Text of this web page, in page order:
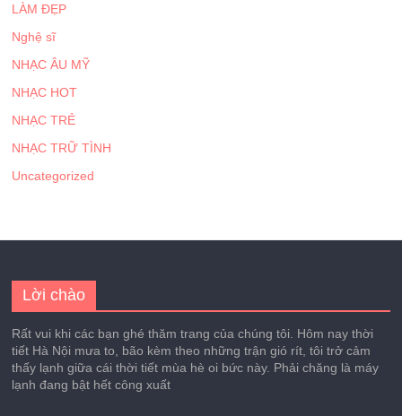
LÀM ĐẸP
Nghệ sĩ
NHẠC ÂU MỸ
NHẠC HOT
NHẠC TRẺ
NHẠC TRỮ TÌNH
Uncategorized
Lời chào
Rất vui khi các bạn ghé thăm trang của chúng tôi. Hôm nay thời
tiết Hà Nội mưa to, bão kèm theo những trận gió rít, tôi trở cảm
thấy lạnh giữa cái thời tiết mùa hè oi bức này. Phải chăng là máy
lạnh đang bật hết công xuất